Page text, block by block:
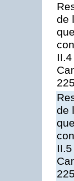
de
de